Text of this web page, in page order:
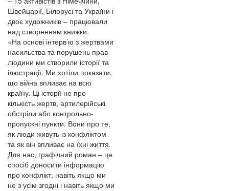
Швейцарії, Білорусі та України і
двоє художників – працювали
над створенням книжки.
«На основі інтерв’ю з жертвами
насильства та порушень прав
людини ми створили історії та
ілюстрації. Ми хотіли показати,
що війна впливає на всю
країну. Ці історії не про
кількість жертв, артилерійські
обстріли або контрольно-
пропускні пункти. Вони про те,
як люди живуть із конфліктом
та як він впливає на їхні життя.
Для нас, графічний роман – це
спосіб доносити інформацію
про конфлікт, навіть якщо ми
не з усім згодні і навіть якщо ми